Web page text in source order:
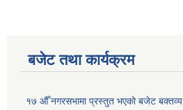
बजेट तथा कार्यक्रम
१७ औँ नगरसभामा प्रस्तुत भएको बजेट बक्तव्य